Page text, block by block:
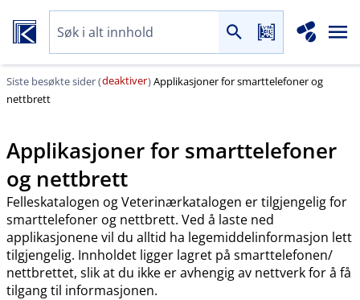
Siste besøkte sider (deaktiver)Applikasjoner for smarttelefoner og
nettbrett
Applikasjoner for smarttelefoner
og nettbrett
Felleskatalogen og Veterinærkatalogen er tilgjengelig for
smarttelefoner og nettbrett. Ved å laste ned
applikasjonene vil du alltid ha legemiddelinformasjon lett
tilgjengelig. Innholdet ligger lagret på smarttelefonen​/​
nettbrettet, slik at du ikke er avhengig av nettverk for å få
tilgang til informasjonen.